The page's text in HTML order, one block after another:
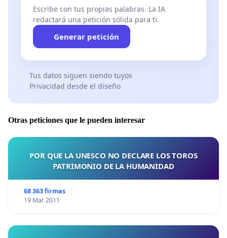
Escribe con tus propias palabras. La IA
redactará una petición sólida para ti.
Generar petición
Tus datos siguen siendo tuyos
Privacidad desde el diseño
Otras peticiones que le pueden interesar
POR QUE LA UNESCO NO DECLARE LOS TOROS
PATRIMONIO DE LA HUMANIDAD
68 363 firmas
19 Mar 2011